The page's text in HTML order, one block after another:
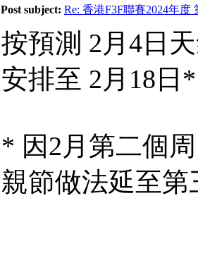
Post subject: Re: 香港F3F聯賽2024年度
按預測 2月4日
安排至 2月18日*
* 因2月第二個
親節做法延至第